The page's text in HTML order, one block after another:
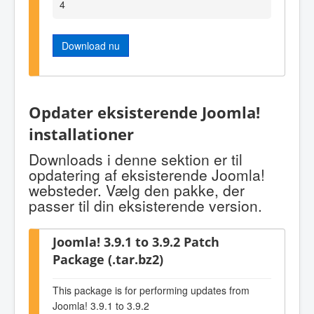
4
Download nu
Opdater eksisterende Joomla!
installationer
Downloads i denne sektion er til
opdatering af eksisterende Joomla!
websteder. Vælg den pakke, der
passer til din eksisterende version.
Joomla! 3.9.1 to 3.9.2 Patch
Package (.tar.bz2)
This package is for performing updates from
Joomla! 3.9.1 to 3.9.2